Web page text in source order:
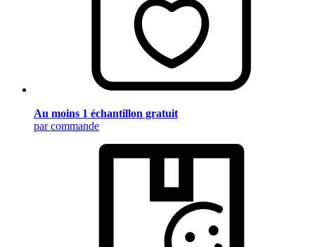
Au moins 1 échantillon gratuit
par commande